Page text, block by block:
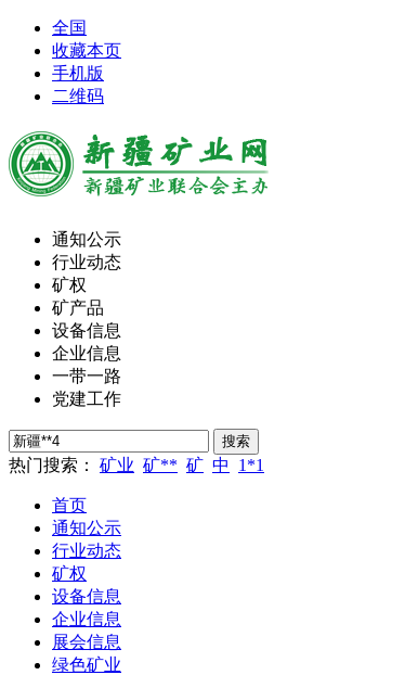
全国
收藏本页
手机版
二维码
通知公示
行业动态
矿权
矿产品
设备信息
企业信息
一带一路
党建工作
热门搜索： 矿业 矿** 矿 中 1*1
首页
通知公示
行业动态
矿权
设备信息
企业信息
展会信息
绿色矿业